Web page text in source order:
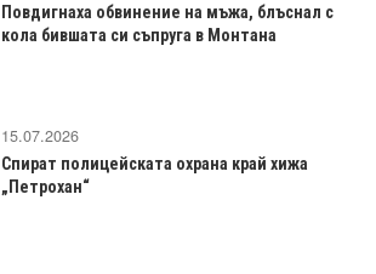
Повдигнаха обвинение на мъжа, блъснал с
кола бившата си съпруга в Монтана
15.07.2026
Спират полицейската охрана край хижа
„Петрохан“